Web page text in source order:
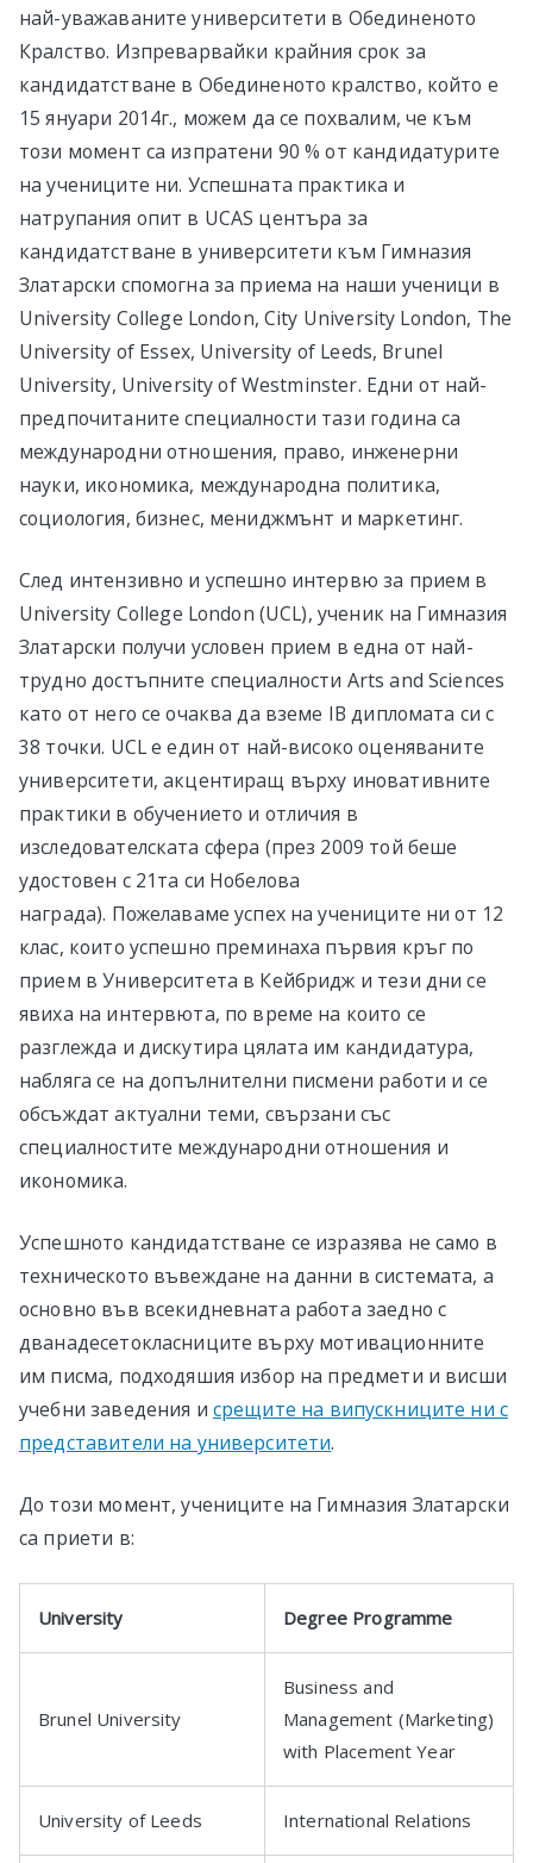
най-уважаваните университети в Обединеното
Кралство. Изпреварвайки крайния срок за
кандидатстване в Обединеното кралство, който е
15 януари 2014г., можем да се похвалим, че към
този момент са изпратени 90 % от кандидатурите
на учениците ни. Успешната практика и
натрупания опит в UCAS центъра за
кандидатстване в университети към Гимназия
Златарски спомогна за приема на наши ученици в
University College London, City University London, The
University of Essex, University of Leeds, Brunel
University, University of Westminster. Едни от най-
предпочитаните специалности тази година са
международни отношения, право, инженерни
науки, икономика, международна политика,
социология, бизнес, мениджмънт и маркетинг.
След интензивно и успешно интервю за прием в
University College London (UCL), ученик на Гимназия
Златарски получи условен прием в една от най-
трудно достъпните специалности Arts and Sciences
като от него се очаква да вземе IB дипломата си с
38 точки. UCL е един от най-високо оценяваните
университети, акцентиращ върху иновативните
практики в обучението и отличия в
изследователската сфера (през 2009 той беше
удостовен с 21та си Нобелова
награда). Пожелаваме успех на учениците ни от 12
клас, които успешно преминаха първия кръг по
прием в Университета в Кейбридж и тези дни се
явиха на интервюта, по време на които се
разглежда и дискутира цялата им кандидатура,
набляга се на допълнителни писмени работи и се
обсъждат актуални теми, свързани със
специалностите международни отношения и
икономика.
Успешното кандидатстване се изразява не само в
техническото въвеждане на данни в системата, а
основно във всекидневната работа заедно с
дванадесетокласниците върху мотивационните
им писма, подходяшия избор на предмети и висши
учебни заведения и срещите на випускниците ни с
представители на университети.
До този момент, учениците на Гимназия Златарски
са приети в:
University Degree Programme
Brunel University
Business and
Management (Marketing)
with Placement Year
University of Leeds International Relations